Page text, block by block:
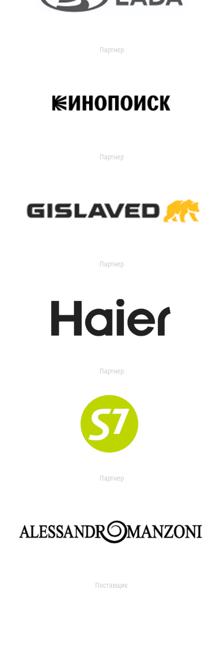
Партнер
Партнер
Партнер
Партнер
Партнер
Поставщик